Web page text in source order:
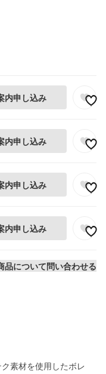
内申し込み
内申し込み
内申し込み
内申し込み
品について問い合わせる
素材を使用したボレ